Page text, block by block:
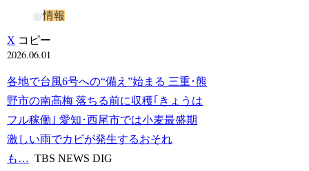
情報
X コピー
2026.06.01
各地で台風6号への“備え”始まる 三重･熊
野市の南高梅 落ちる前に収穫｢きょうは
フル稼働｣ 愛知･西尾市では小麦最盛期
激しい雨でカビが発生するおそれ
も… TBS NEWS DIG